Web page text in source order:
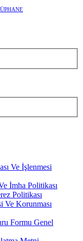
Ve İşlenmesi
İmha Politikası
Politikası
Ve Korunması
Formu Genel